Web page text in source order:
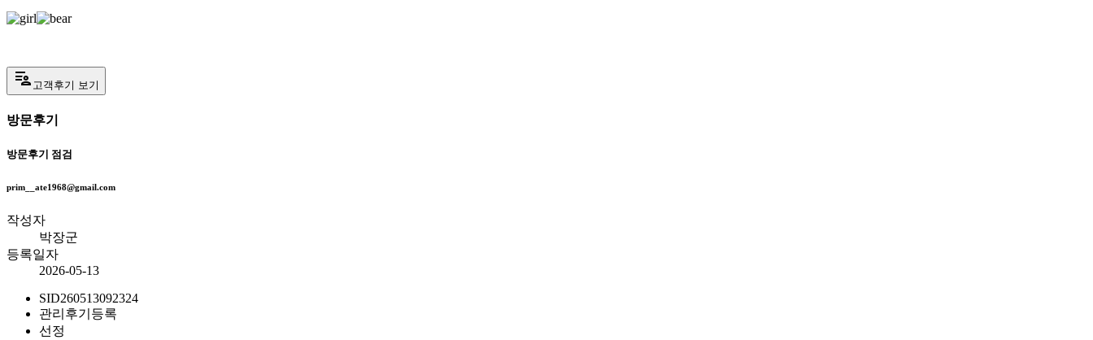
patient_list 고객후기 보기
방문후기
방문후기 점검
prim__ate1968@gmail.com
작성자
박장군
등록일자
2026-05-13
SID260513092324
관리 후기등록
선정